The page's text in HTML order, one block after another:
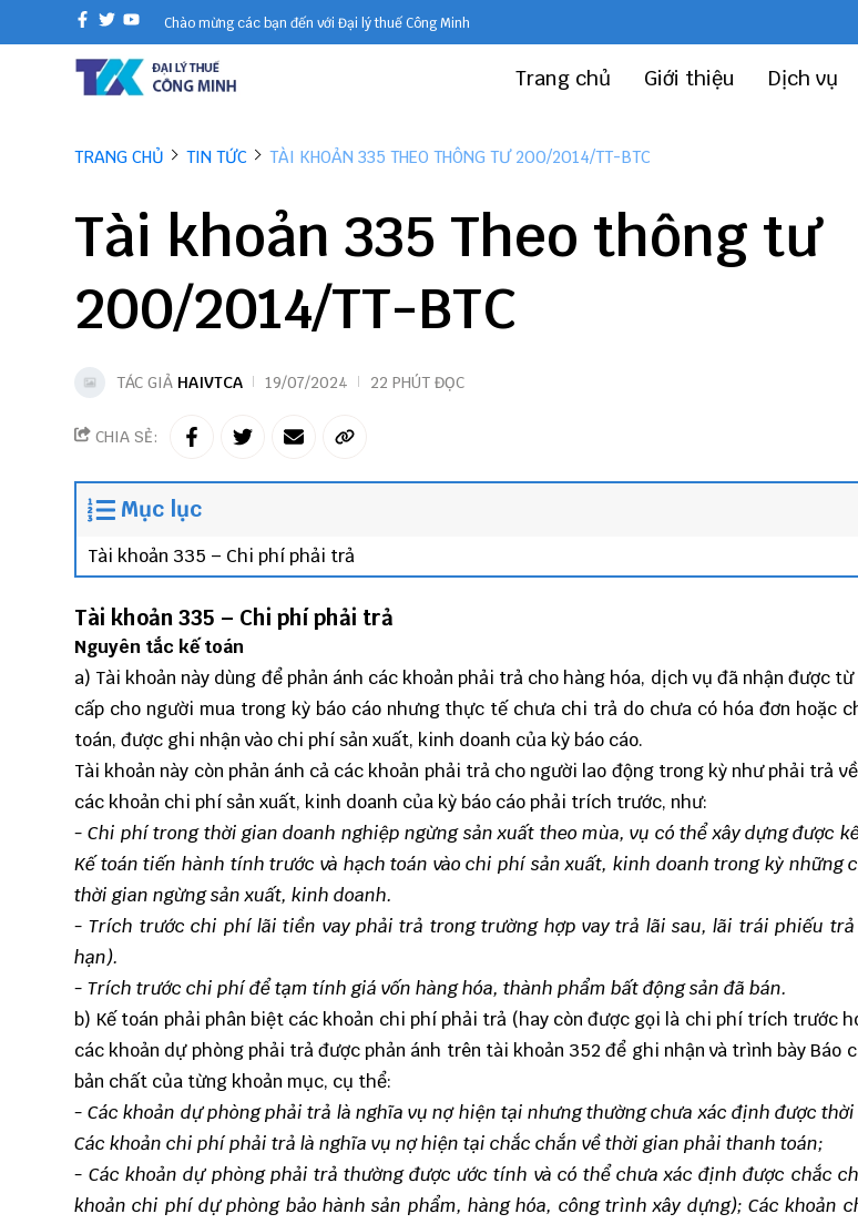
Chào mừng các bạn đến với Đại lý thuế Công Minh
Trang chủ Giới thiệu Dịch vụ
TRANG CHỦ TIN TỨC TÀI KHOẢN 335 THEO THÔNG TƯ 200/2014/TT-BTC
Tài khoản 335 Theo thông tư
200/2014/TT-BTC
TÁC GIẢ HAIVTCA 19/07/2024 22 PHÚT ĐỌC
CHIA SẺ:
Mục lục
Tài khoản 335 – Chi phí phải trả
Tài khoản 335 – Chi phí phải trả
Nguyên tắc kế toán
a) Tài khoản này dùng để phản ánh các khoản phải trả cho hàng hóa, dịch vụ đã nhận được
cấp cho người mua trong kỳ báo cáo nhưng thực tế chưa chi trả do chưa có hóa đơn hoặc
toán, được ghi nhận vào chi phí sản xuất, kinh doanh của kỳ báo cáo.
Tài khoản này còn phản ánh cả các khoản phải trả cho người lao động trong kỳ như phải trả
các khoản chi phí sản xuất, kinh doanh của kỳ báo cáo phải trích trước, như:
- Chi phí trong thời gian doanh nghiệp ngừng sản xuất theo mùa, vụ có thể xây dựng được
Kế toán tiến hành tính trước và hạch toán vào chi phí sản xuất, kinh doanh trong kỳ những
thời gian ngừng sản xuất, kinh doanh.
- Trích trước chi phí lãi tiền vay phải trả trong trường hợp vay trả lãi sau, lãi trái phiếu
hạn).
- Trích trước chi phí để tạm tính giá vốn hàng hóa, thành phẩm bất động sản đã bán.
b) Kế toán phải phân biệt các khoản chi phí phải trả (hay còn được gọi là chi phí trích trước
các khoản dự phòng phải trả được phản ánh trên tài khoản 352 để ghi nhận và trình bày Báo
bản chất của từng khoản mục, cụ thể:
- Các khoản dự phòng phải trả là nghĩa vụ nợ hiện tại nhưng thường chưa xác định được
Các khoản chi phí phải trả là nghĩa vụ nợ hiện tại chắc chắn về thời gian phải thanh toán;
- Các khoản dự phòng phải trả thường được ước tính và có thể chưa xác định được chắc
khoản chi phí dự phòng bảo hành sản phẩm, hàng hóa, công trình xây dựng); Các khoản